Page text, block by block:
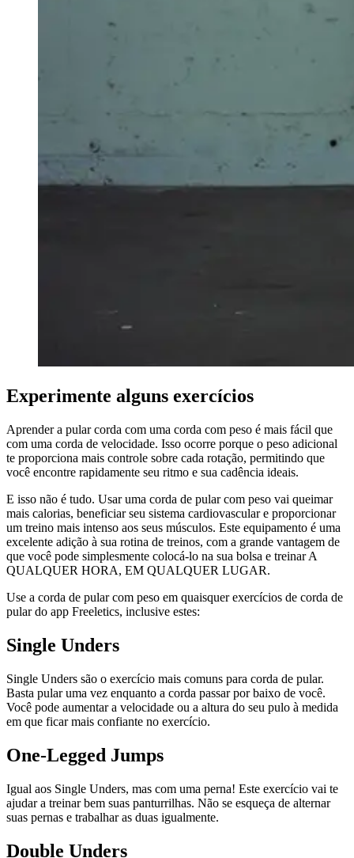
Experimente alguns exercícios
Aprender a pular corda com uma corda com peso é mais fácil que
com uma corda de velocidade. Isso ocorre porque o peso adicional
te proporciona mais controle sobre cada rotação, permitindo que
você encontre rapidamente seu ritmo e sua cadência ideais.
E isso não é tudo. Usar uma corda de pular com peso vai queimar
mais calorias, beneficiar seu sistema cardiovascular e proporcionar
um treino mais intenso aos seus músculos. Este equipamento é uma
excelente adição à sua rotina de treinos, com a grande vantagem de
que você pode simplesmente colocá-lo na sua bolsa e treinar A
QUALQUER HORA, EM QUALQUER LUGAR.
Use a corda de pular com peso em quaisquer exercícios de corda de
pular do app Freeletics, inclusive estes:
Single Unders
Single Unders são o exercício mais comuns para corda de pular.
Basta pular uma vez enquanto a corda passar por baixo de você.
Você pode aumentar a velocidade ou a altura do seu pulo à medida
em que ficar mais confiante no exercício.
One-Legged Jumps
Igual aos Single Unders, mas com uma perna! Este exercício vai te
ajudar a treinar bem suas panturrilhas. Não se esqueça de alternar
suas pernas e trabalhar as duas igualmente.
Double Unders